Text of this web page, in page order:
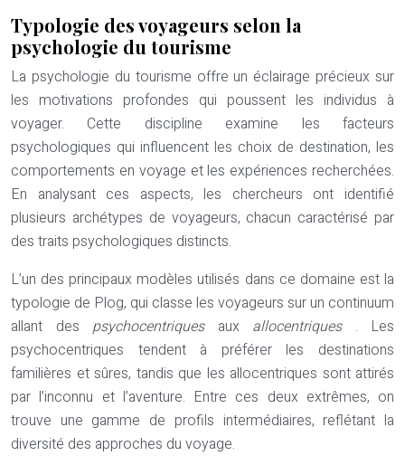
Typologie des voyageurs selon la
psychologie du tourisme
La psychologie du tourisme offre un éclairage précieux sur
les motivations profondes qui poussent les individus à
voyager. Cette discipline examine les facteurs
psychologiques qui influencent les choix de destination, les
comportements en voyage et les expériences recherchées.
En analysant ces aspects, les chercheurs ont identifié
plusieurs archétypes de voyageurs, chacun caractérisé par
des traits psychologiques distincts.
L’un des principaux modèles utilisés dans ce domaine est la
typologie de Plog, qui classe les voyageurs sur un continuum
allant des psychocentriques aux allocentriques . Les
psychocentriques tendent à préférer les destinations
familières et sûres, tandis que les allocentriques sont attirés
par l’inconnu et l’aventure. Entre ces deux extrêmes, on
trouve une gamme de profils intermédiaires, reflétant la
diversité des approches du voyage.